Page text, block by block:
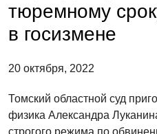
тюремному
в госизмене
20 октября, 2022
Томский областной суд
физика Александра
строгого режима по